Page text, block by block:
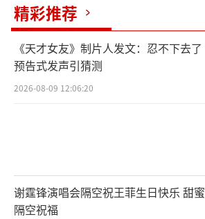
精彩推荐
《天才女友》制片人发文：忍不下去了
预告式发声引猜测
2026-08-09 12:06:20
谢霆锋演唱会隔空祝王菲生日快乐 甜蜜
隔空祝福